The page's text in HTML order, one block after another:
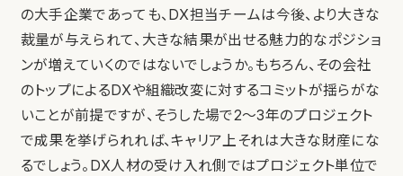
の大手企業であっても、DX担当チームは今後、より大きな
裁量が与えられて、大きな結果が出せる魅力的なポジショ
ンが増えていくのではないでしょうか。もちろん、その会社
のトップによるDXや組織改変に対するコミットが揺らがな
いことが前提ですが、そうした場で2〜3年のプロジェクト
で成果を挙げられれば、キャリア上それは大きな財産にな
るでしょう。DX人材の受け入れ側ではプロジェクト単位で